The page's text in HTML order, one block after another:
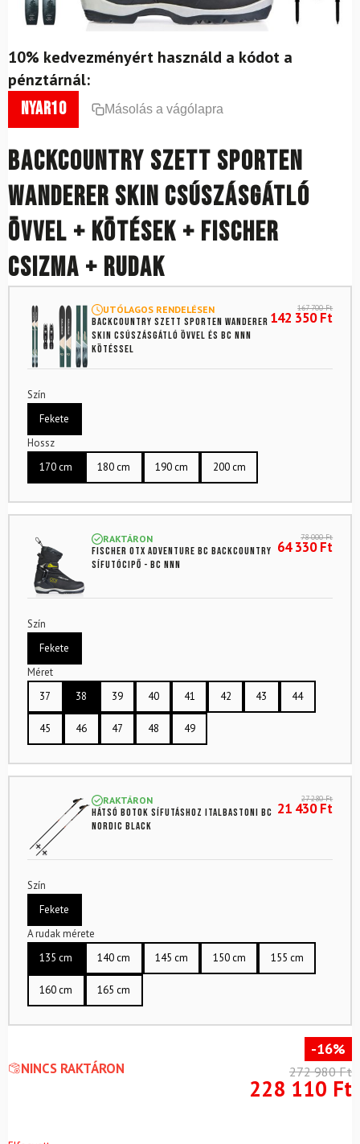
10% kedvezményért használd a kódot a
pénztárnál:
nyar10 Másolás a vágólapra
Backcountry szett SPORTEN
Wanderer SKIN csúszásgátló
övvel + kötések + Fischer
csizma + rudak
UTÓLAGOS RENDELÉSEN
Backcountry szett SPORTEN Wanderer
SKIN csúszásgátló övvel és BC NNN
kötéssel
167 700Ft
142 350Ft
Szín
Fekete
Hossz
170 cm
180 cm 190 cm 200 cm
RAKTÁRON
FISCHER OTX Adventure BC backcountry
sífutócipő - BC NNN
78 000Ft
64 330Ft
Szín
Fekete
Méret
37
38 39 40 41 42 43 44
45 46 47 48 49
RAKTÁRON
Hátsó botok sífutáshoz ITALBASTONI BC
Nordic Black
27 280Ft
21 430Ft
Szín
Fekete
A rudak mérete
135 cm
140 cm 145 cm 150 cm 155 cm
160 cm 165 cm
NINCS RAKTÁRON
-16%
272 980Ft
228 110 Ft